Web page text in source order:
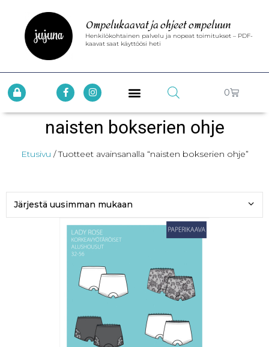
Ompelukaavat ja ohjeet ompeluun
Henkilökohtainen palvelu ja nopeat toimitukset – PDF-
kaavat saat käyttöösi heti
0
naisten bokserien ohje
Etusivu / Tuotteet avainsanalla “naisten bokserien ohje”